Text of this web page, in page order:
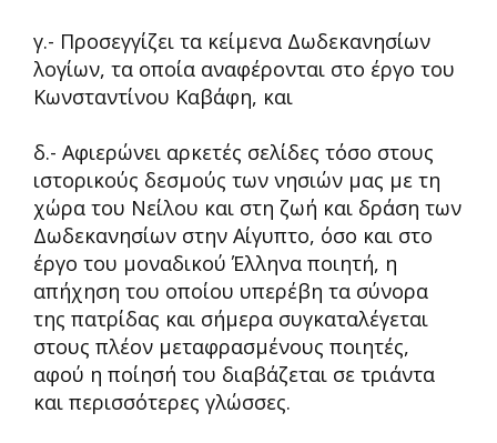
γ.- Προσεγγίζει τα κείμενα Δωδεκανησίων
λογίων, τα οποία αναφέρονται στο έργο του
Κωνσταντίνου Καβάφη, και
δ.- Αφιερώνει αρκετές σελίδες τόσο στους
ιστορικούς δεσμούς των νησιών μας με τη
χώρα του Νείλου και στη ζωή και δράση των
Δωδεκανησίων στην Αίγυπτο, όσο και στο
έργο του μοναδικού Έλληνα ποιητή, η
απήχηση του οποίου υπερέβη τα σύνορα
της πατρίδας και σήμερα συγκαταλέγεται
στους πλέον μεταφρασμένους ποιητές,
αφού η ποίησή του διαβάζεται σε τριάντα
και περισσότερες γλώσσες.